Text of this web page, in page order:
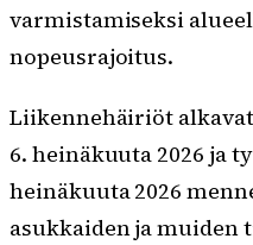
varmistamiseksi
nopeusrajoitus.
Liikennehäiriöt
6. heinäkuuta 2026 ja
heinäkuuta 2026
asukkaiden ja